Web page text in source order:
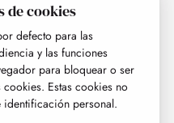
Pyrénées
de cookies
defecto para las
y las funciones
para bloquear o ser
Estas cookies no
personal.